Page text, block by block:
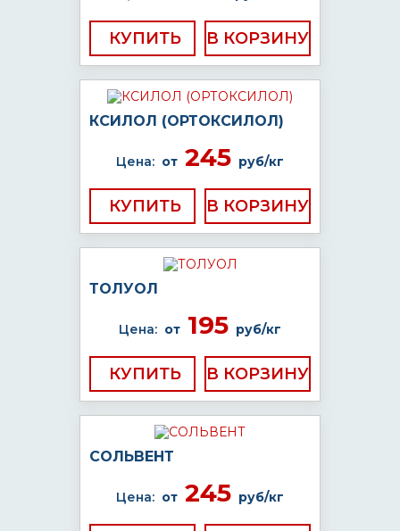
КУПИТЬ
КСИЛОЛ (ОРТОКСИЛОЛ)
Цена: от 245 руб/кг
КУПИТЬ
ТОЛУОЛ
Цена: от 195 руб/кг
КУПИТЬ
СОЛЬВЕНТ
Цена: от 245 руб/кг